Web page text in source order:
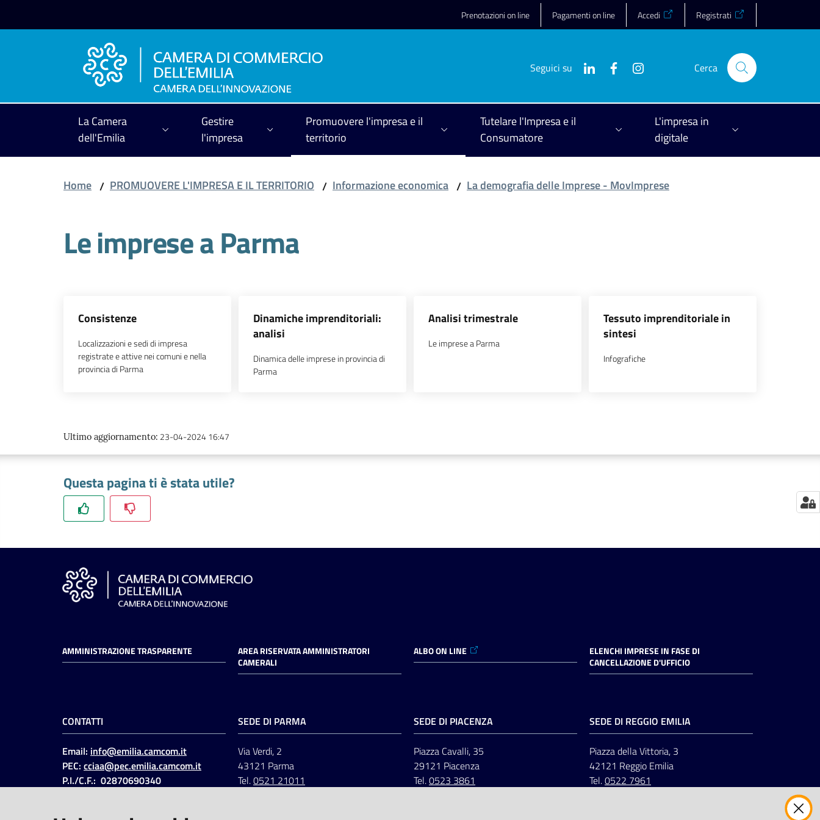
Prenotazioni on line Pagamenti on line Accedi Registrati
Seguici su Cerca
La Camera
dell'Emilia
Gestire
l'impresa
Promuovere l'impresa e il
territorio
Tutelare l'Impresa e il
Consumatore
L'impresa in
digitale
Home / PROMUOVERE L'IMPRESA E IL TERRITORIO / Informazione economica / La demografia delle Imprese - MovImprese
Le imprese a Parma
Consistenze
Localizzazioni e sedi di impresa
registrate e attive nei comuni e nella
provincia di Parma
Dinamiche imprenditoriali:
analisi
Dinamica delle imprese in provincia di
Parma
Analisi trimestrale
Le imprese a Parma
Tessuto imprenditoriale in
sintesi
Infografiche
Ultimo aggiornamento: 23-04-2024 16:47
Questa pagina ti è stata utile?
AMMINISTRAZIONE TRASPARENTE
AREA RISERVATA AMMINISTRATORI
CAMERALI
ALBO ON LINE
ELENCHI IMPRESE IN FASE DI
CANCELLAZIONE D'UFFICIO
CONTATTI
Email: info@emilia.camcom.it
PEC: cciaa@pec.emilia.camcom.it
P.I./C.F.: 02870690340
SEDE DI PARMA
Via Verdi, 2
43121 Parma
Tel.0521 21011
SEDE DI PIACENZA
Piazza Cavalli, 35
29121 Piacenza
Tel.0523 3861
SEDE DI REGGIO EMILIA
Piazza della Vittoria, 3
42121 Reggio Emilia
Tel.0522 7961